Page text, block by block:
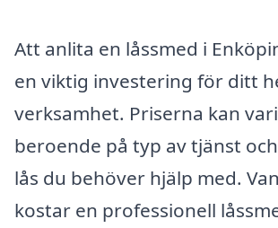
Att anlita en låssmed i
en viktig investering för ditt
verksamhet. Priserna kan
beroende på typ av tjänst
lås du behöver hjälp med.
kostar en professionell